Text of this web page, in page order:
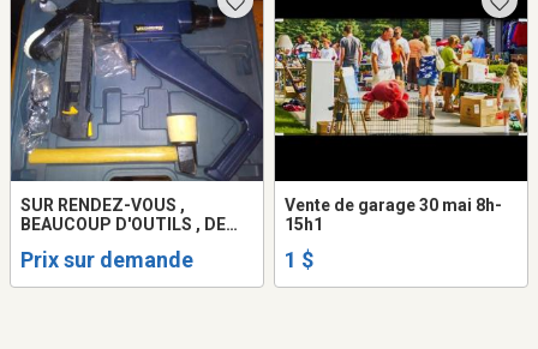
SUR RENDEZ-VOUS ,
BEAUCOUP D'OUTILS , DE
Prix sur demande
Vente de garage 30 mai 8h-
15h1
1 $